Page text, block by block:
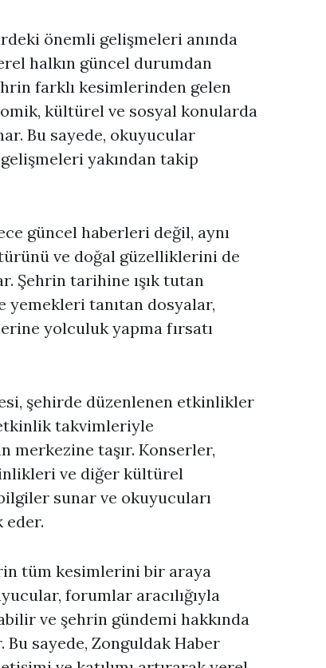
önemli gelişmeleri anında
halkın güncel durumdan
farklı kesimlerinden gelen
kültürel ve sosyal konularda
Bu sayede, okuyucular
yakından takip
güncel haberleri değil, aynı
ve doğal güzelliklerini de
Şehrin tarihine ışık tutan
tanıtan dosyalar,
yolculuk yapma fırsatı
şehirde düzenlenen etkinlikler
takvimleriyle
merkezine taşır. Konserler,
ve diğer kültürel
sunar ve okuyucuları
eder.
tüm kesimlerini bir araya
forumlar aracılığıyla
ve şehrin gündemi hakkında
sayede, Zonguldak Haber